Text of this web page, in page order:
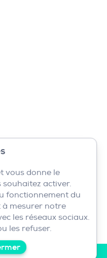
au
vous donne le
activer.
fonctionnement du
à mesurer notre
les réseaux sociaux.
les refuser.